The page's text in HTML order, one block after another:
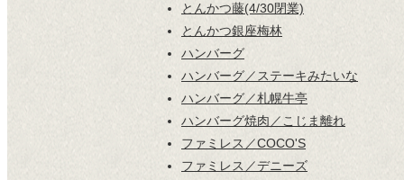
とんかつ藤(4/30閉業)
とんかつ銀座梅林
ハンバーグ
ハンバーグ／ステーキみたいな
ハンバーグ／札幌牛亭
ハンバーグ焼肉／こじま離れ
ファミレス／COCO'S
ファミレス／デニーズ